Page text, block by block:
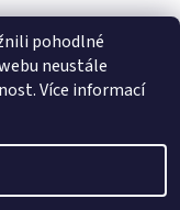
pohodlné
neustále
Více informací